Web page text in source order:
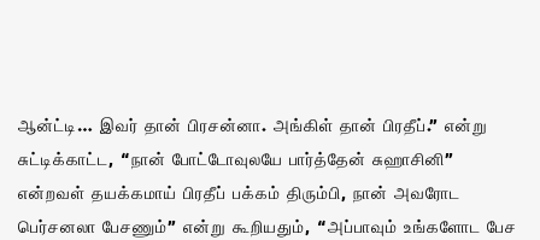
ஆன்ட்டி… இவர் தான் பிரசன்னா. அங்கிள் தான் பிரதீப்.” என்று
சுட்டிக்காட்ட, “நான் போட்டோவுலயே பார்த்தேன் சுஹாசினி”
என்றவள் தயக்கமாய் பிரதீப் பக்கம் திரும்பி, நான் அவரோட
பெர்சனலா பேசணும்” என்று கூறியதும், “அப்பாவும் உங்களோட பேச